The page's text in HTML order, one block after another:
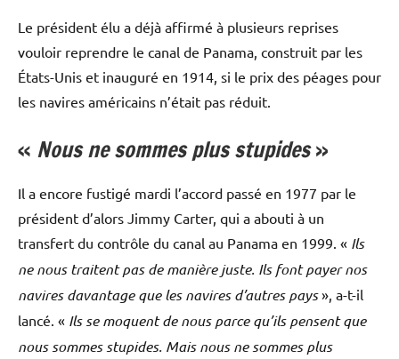
Le président élu a déjà affirmé à plusieurs reprises
vouloir reprendre le canal de Panama, construit par les
États-Unis et inauguré en 1914, si le prix des péages pour
les navires américains n’était pas réduit.
« Nous ne sommes plus stupides»
Il a encore fustigé mardi l’accord passé en 1977 par le
président d’alors Jimmy Carter, qui a abouti à un
transfert du contrôle du canal au Panama en 1999. « Ils
ne nous traitent pas de manière juste. Ils font payer nos
navires davantage que les navires d’autres pays», a-t-il
lancé. « Ils se moquent de nous parce qu’ils pensent que
nous sommes stupides. Mais nous ne sommes plus